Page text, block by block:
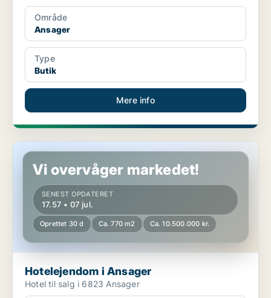
Område
Ansager
Type
Butik
Mere info
Hotelejendom i Ansager
Vi overvåger markedet!
SENEST OPDATERET
17.57 • 07 jul.
Oprettet 30 d Ca. 770 m2 Ca. 10.500.000 kr.
Hotelejendom i Ansager
Hotel til salg i 6823 Ansager